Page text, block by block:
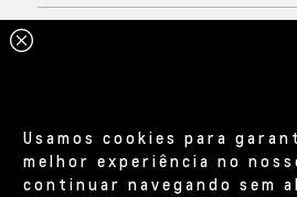
Usamos cookies para
melhor experiência no
continuar navegando sem